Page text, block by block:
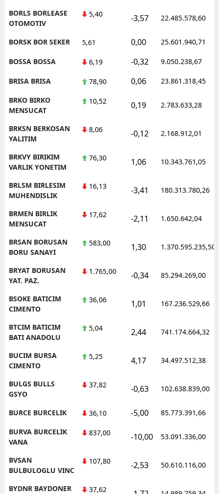
BORLS BORLEASE
OTOMOTIV
5,40 -3,57 22.485.578,60
BORSK BOR SEKER 5,61 0,00 25.601.940,71
BOSSA BOSSA 6,19 -0,32 9.050.238,67
BRISA BRISA 78,90 0,06 23.861.318,45
BRKO BIRKO
MENSUCAT
10,52 0,19 2.783.633,28
BRKSN BERKOSAN
YALITIM
8,06 -0,12 2.168.912,01
BRKVY BIRIKIM
VARLIK YONETIM
76,30 1,06 10.343.761,05
BRLSM BIRLESIM
MUHENDISLIK
16,13 -3,41 180.313.780,26
BRMEN BIRLIK
MENSUCAT
17,62 -2,11 1.650.642,04
BRSAN BORUSAN
BORU SANAYI
583,00 1,30 1.370.595.235,50
BRYAT BORUSAN
YAT. PAZ.
1.765,00 -0,34 85.294.269,00
BSOKE BATICIM
CIMENTO
36,06 1,01 167.236.529,66
BTCIM BATICIM
BATI ANADOLU
5,04 2,44 741.174.664,32
BUCIM BURSA
CIMENTO
5,25 4,17 34.497.512,38
BULGS BULLS
GSYO
37,82 -0,63 102.638.839,00
BURCE BURCELIK 36,10 -5,00 85.773.391,66
BURVA BURCELIK
VANA
837,00 -10,00 53.091.336,00
BVSAN
BULBULOGLU VINC
107,80 -2,53 50.610.116,00
BYDNR BAYDONER
37,62